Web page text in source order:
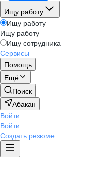
Ищу работу
Ищу работу
Ищу работу
Ищу сотрудника
Сервисы
Помощь
Ещё
Поиск
Абакан
Войти
Войти
Создать резюме